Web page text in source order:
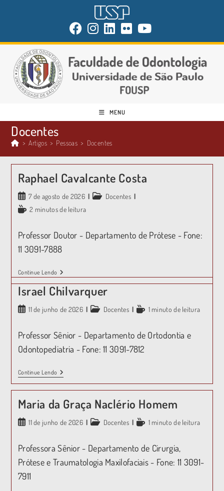
MENU
Docentes
> Artigos > Pessoas > Docentes
Raphael Cavalcante Costa
7 de agosto de 2026
Docentes
2 minutos de leitura
Professor Doutor - Departamento de Prótese - Fone:
11 3091-7888
Continue Lendo
Israel Chilvarquer
11 de junho de 2026 Docentes 1 minuto de leitura
Professor Sênior - Departamento de Ortodontia e
Odontopediatria - Fone: 11 3091-7812
Continue Lendo
Maria da Graça Naclério Homem
11 de junho de 2026 Docentes 1 minuto de leitura
Professora Sênior - Departamento de Cirurgia,
Prótese e Traumatologia Maxilofaciais - Fone: 11 3091-
7911